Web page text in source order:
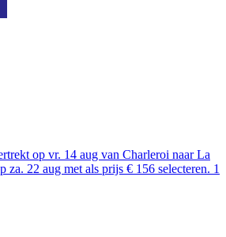
op vr. 14 aug van Charleroi naar La
za. 22 aug met als prijs € 156 selecteren. 1